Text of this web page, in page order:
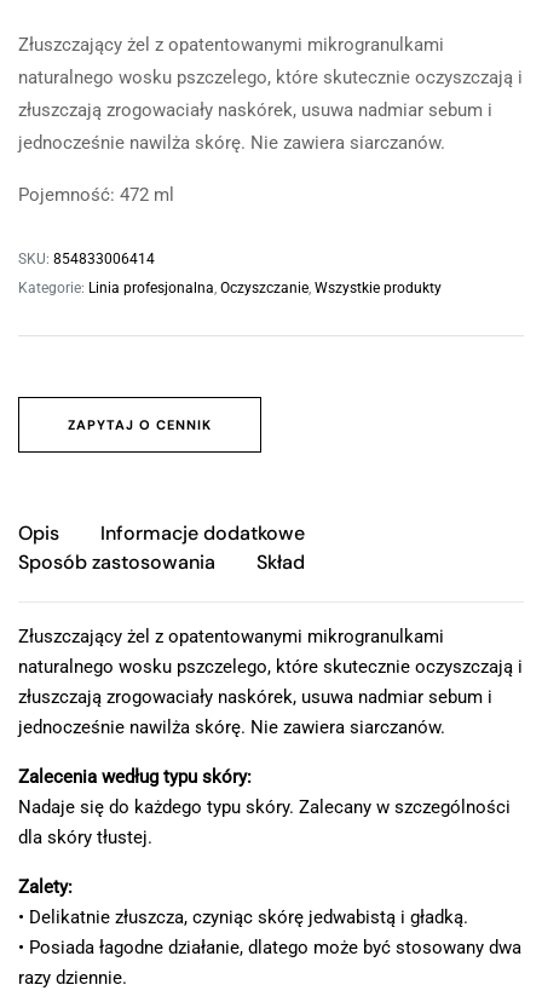
Złuszczający żel z opatentowanymi mikrogranulkami
naturalnego wosku pszczelego, które skutecznie oczyszczają i
złuszczają zrogowaciały naskórek, usuwa nadmiar sebum i
jednocześnie nawilża skórę. Nie zawiera siarczanów.
Pojemność: 472 ml
SKU: 854833006414
Kategorie: Linia profesjonalna, Oczyszczanie, Wszystkie produkty
ZAPYTAJ O CENNIK
Opis
Informacje dodatkowe
Sposób zastosowania
Skład
Złuszczający żel z opatentowanymi mikrogranulkami
naturalnego wosku pszczelego, które skutecznie oczyszczają i
złuszczają zrogowaciały naskórek, usuwa nadmiar sebum i
jednocześnie nawilża skórę. Nie zawiera siarczanów.
Zalecenia według typu skóry:
Nadaje się do każdego typu skóry. Zalecany w szczególności
dla skóry tłustej.
Zalety:
• Delikatnie złuszcza, czyniąc skórę jedwabistą i gładką.
• Posiada łagodne działanie, dlatego może być stosowany dwa
razy dziennie.